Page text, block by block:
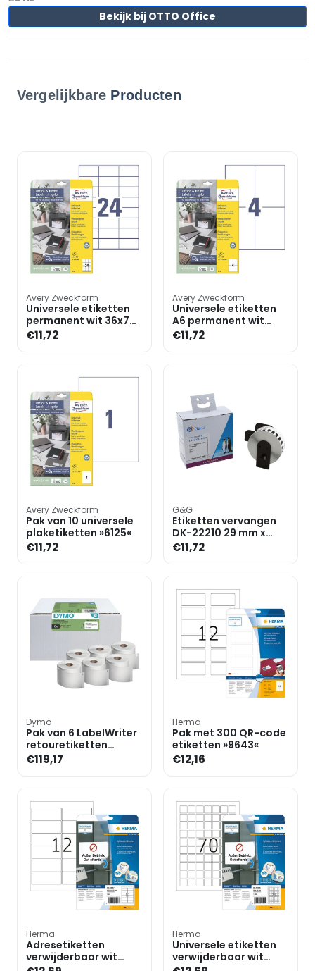
Bekijk bij OTTO Office
Vergelijkbare Producten
Avery Zweckform
Universele etiketten
permanent wit 36x70
mm 240 stuks 6122
met ultragrip
€11,72
Avery Zweckform
Universele etiketten
A6 permanent wit
148x105 mm 40 stuks
Office & Home 6124
€11,72
Avery Zweckform
Pak van 10 universele
plaketiketten »6125«
€11,72
G&G
Etiketten vervangen
DK-22210 29 mm x
30,48 m
€11,72
Dymo
Pak van 6 LabelWriter
retouretiketten
»2177565«
€119,17
Herma
Pak met 300 QR-code
etiketten »9643«
€12,16
Herma
Adresetiketten
verwijderbaar wit
Herma
Universele etiketten
verwijderbaar wit